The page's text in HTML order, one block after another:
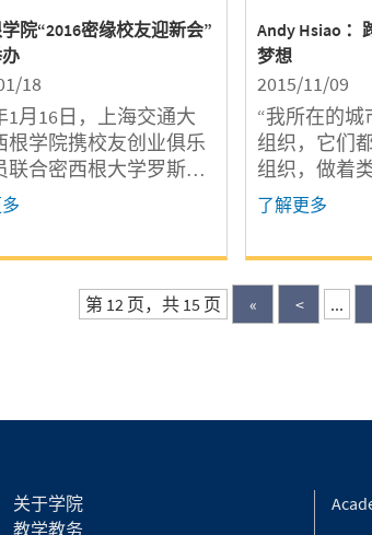
院“2016密缘校友迎新会”
18
1月16日，上海交通大
根学院携校友创业俱乐
联合密西根大学罗斯商
海地区校友在徐汇区游
俱乐部共同举办了“密缘
集聚一堂，就创业与投
题展开深入交流。
Andy Hsiao
梦想
2015/11/09
“我所在的
组织，它们
组织，做着
只是名字不
创办公益社
创意！
左五）
了解更多
第 12 页，共 15 页 « < ...
关于学院
教学教务